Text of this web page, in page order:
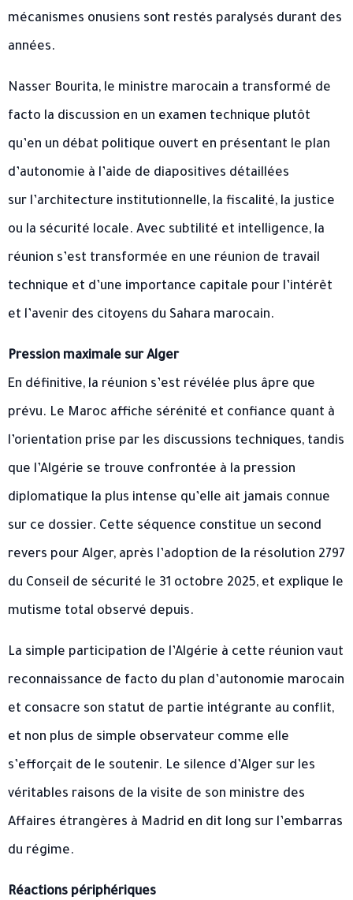
mécanismes onusiens sont restés paralysés durant des
années.
Nasser Bourita, le ministre marocain a transformé de
facto la discussion en un examen technique plutôt
qu’en un débat politique ouvert en présentant le plan
d’autonomie à l’aide de diapositives détaillées
sur l’architecture institutionnelle, la fiscalité, la justice
ou la sécurité locale. Avec subtilité et intelligence, la
réunion s’est transformée en une réunion de travail
technique et d’une importance capitale pour l’intérêt
et l’avenir des citoyens du Sahara marocain.
Pression maximale sur Alger
En définitive, la réunion s’est révélée plus âpre que
prévu. Le Maroc affiche sérénité et confiance quant à
l’orientation prise par les discussions techniques, tandis
que l’Algérie se trouve confrontée à la pression
diplomatique la plus intense qu’elle ait jamais connue
sur ce dossier. Cette séquence constitue un second
revers pour Alger, après l’adoption de la résolution 2797
du Conseil de sécurité le 31 octobre 2025, et explique le
mutisme total observé depuis.
La simple participation de l’Algérie à cette réunion vaut
reconnaissance de facto du plan d’autonomie marocain
et consacre son statut de partie intégrante au conflit,
et non plus de simple observateur comme elle
s’efforçait de le soutenir. Le silence d’Alger sur les
véritables raisons de la visite de son ministre des
Affaires étrangères à Madrid en dit long sur l’embarras
du régime.
Réactions périphériques